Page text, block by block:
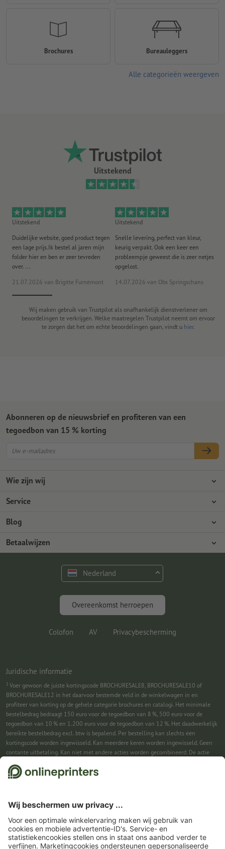
Uitstekend
Uitstekend
Duidelijke website, goed product tegen
een lage prijs.Ik bestel al jaren mijn
folder hier en ben er zeer tevreden
over. ...
21.07.2026 van Brigitte Furnèmont
Uitstekend
Snelle levering, perfect van kleur,
keurig verpakt. Ook een keer een
probleempje geweest die is zeer netjes
opgelost.
14.07.2026 van Obs Springschans
Wij maken gebruik van Trustpilot als onafhankelijk dienstverlener om
beoordelingen te verkrijgen. Welke maatregelen Trustpilot neemt om ervoor
te zorgen dat het om echte beoordelingen gaan, vindt u hier.
Brochures Bureauleggers
Alle categorieën weergeven
Wie zijn wij
Ondernemingen
Milieubescherming
Service
Betaalwijzen
Verzending
Premium programma
Blog
Photoshop-tutorials
Gratis lettertypes en fonts
Marketing en insights
Betaalwijzen
Abonneren op de nieuwsbrief en profiteren van een
tegoedbon van 15 % korting
Nederland
Overeenkomst herroepen
Colofon AV Privacybescherming
Juridische informatie
1 Voer gewoon de juiste kortingscode BROCHURESALE8, BROCHURESALE10 of
BROCHURESALE12 in het daarvoor bestemde veld in de winkelwagen in en
profiteer van korting op de gehele categorie brochures en catalogi. Het minimale
bestelbedrag bedraagt 150 euro voor de tegoedbon van 8 %, 500 euro voor de
tegoedbon van 10 % en 1.200 euro voor de tegoedbon van 12 %. Het daadwerkelijk
bereikte bestelbedrag excl. btw is bepalend. Per bestelling kan slechts één
kortingscode worden ingewisseld. Kan meerdere keren worden ingewisseld. Geen
contante uitbetaling. Kan niet met andere acties worden gecombineerd. De actie
2Je ontvangst eerst een e-mail waarin je de aanmelding voor de nieuwsbrief
ingewisseld. Geen minimumbestelwaarde. Maximale hoogte van de korting: € 150
van de bestelwaarde (netto). Geen contante uitbetaling. Kan niet worden
gecombineerd met andere acties of kortingscodes.De tegoedbon is na ontvangst
zes weken geldig.